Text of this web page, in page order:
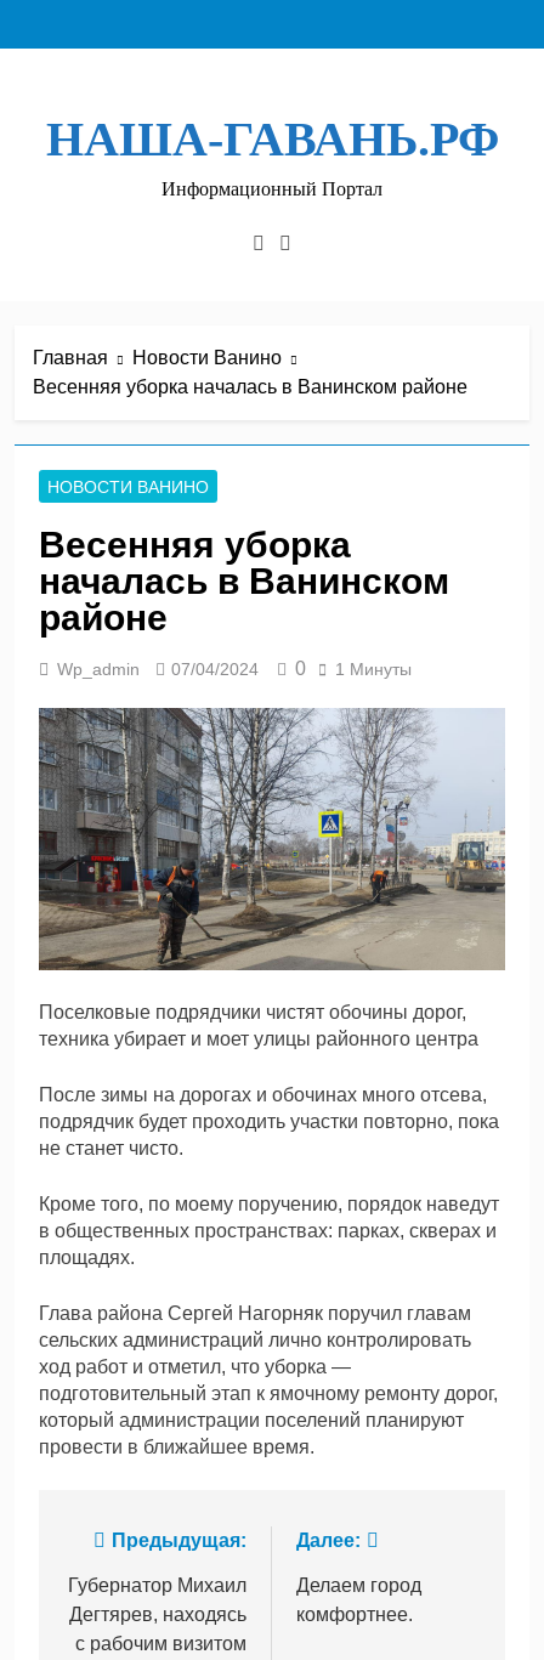
НАША-ГАВАНЬ.РФ
Информационный Портал
Главная
Новости Ванино
Весенняя уборка началась в Ванинском районе
НОВОСТИ ВАНИНО
Весенняя уборка
началась в Ванинском
районе
Wp_admin 07/04/2024 0 1 Минуты
Поселковые подрядчики чистят обочины дорог,
техника убирает и моет улицы районного центра
После зимы на дорогах и обочинах много отсева,
подрядчик будет проходить участки повторно, пока
не станет чисто.
Кроме того, по моему поручению, порядок наведут
в общественных пространствах: парках, скверах и
площадях.
Глава района Сергей Нагорняк поручил главам
сельских администраций лично контролировать
ход работ и отметил, что уборка —
подготовительный этап к ямочному ремонту дорог,
который администрации поселений планируют
провести в ближайшее время.
Навигация
по
записям
Предыдущая:
Губернатор Михаил
Дегтярев, находясь
с рабочим визитом
Далее:
Делаем город
комфортнее.